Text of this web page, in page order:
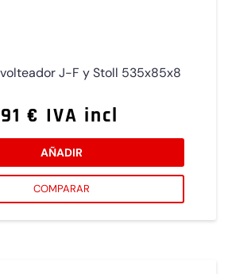
J-F y Stoll 535x85x8
€ IVA incl
AÑADIR
COMPARAR